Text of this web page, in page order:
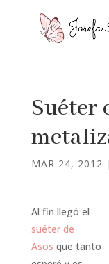
Suéter
MAR 24, 2012 |
Al fin llegó el
suéter de
Asos que tanto